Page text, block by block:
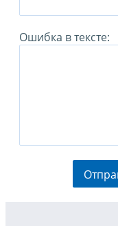
Ошибка в тексте: